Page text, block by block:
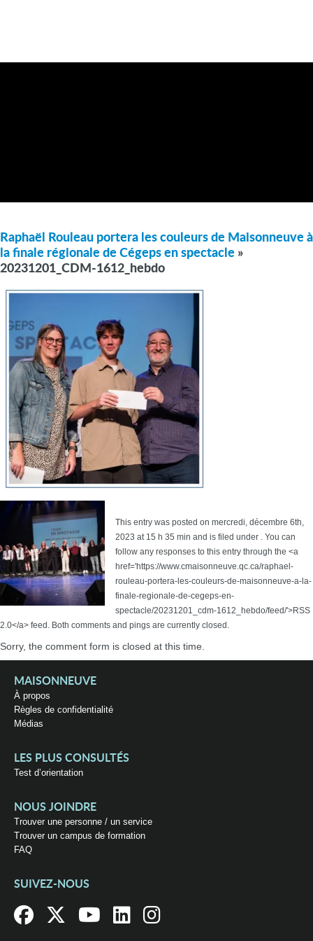
Raphaël Rouleau portera les couleurs de Maisonneuve à
la finale régionale de Cégeps en spectacle »
20231201_CDM-1612_hebdo
This entry was posted on mercredi, décembre 6th,
2023 at 15 h 35 min and is filed under . You can
follow any responses to this entry through the <a
href='https://www.cmaisonneuve.qc.ca/raphael-
rouleau-portera-les-couleurs-de-maisonneuve-a-la-
finale-regionale-de-cegeps-en-
spectacle/20231201_cdm-1612_hebdo/feed/'>RSS
2.0</a> feed. Both comments and pings are currently closed.
Sorry, the comment form is closed at this time.
MAISONNEUVE
À propos
Règles de confidentialité
Médias
LES PLUS CONSULTÉS
Test d’orientation
NOUS JOINDRE
Trouver une personne / un service
Trouver un campus de formation
FAQ
SUIVEZ-NOUS